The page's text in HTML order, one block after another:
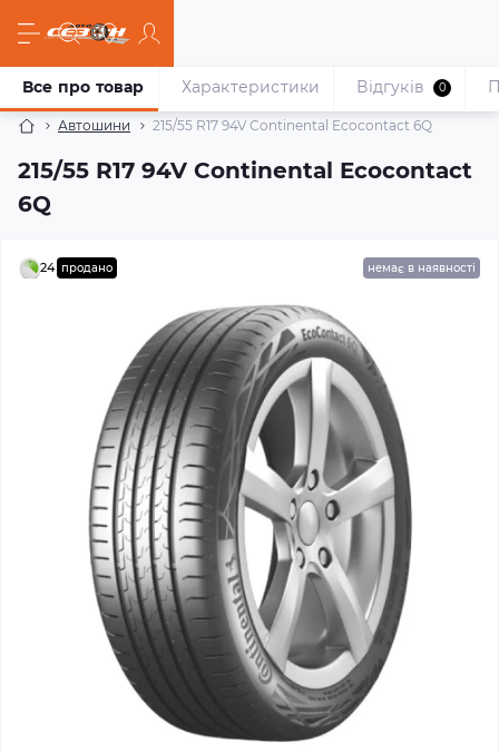
Автошини 215/55 R17 94V Continental Ecocontact 6Q
215/55 R17 94V Continental Ecocontact
6Q
Все про товар Характеристики Відгуків 0
24 продано немає в наявності